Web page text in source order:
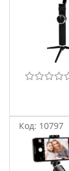
Код: 10797